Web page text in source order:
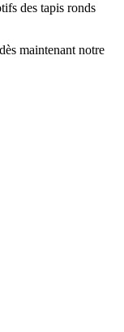
des tapis ronds
maintenant notre